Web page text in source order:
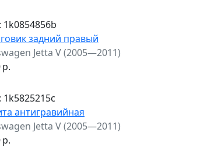
1k0854856b
задний правый
Jetta V (2005—2011)
р.
1k5825215c
антигравийная
Jetta V (2005—2011)
р.